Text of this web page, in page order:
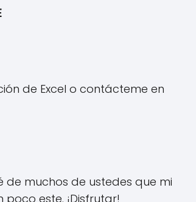
de Excel o contácteme en
de muchos de ustedes que mi
este. ¡Disfrutar!